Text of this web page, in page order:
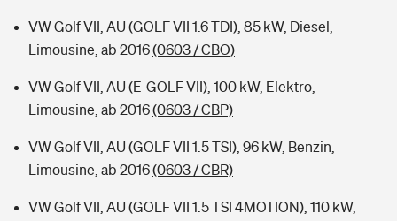
VW Golf VII, AU (GOLF VII 1.6 TDI), 85 kW, Diesel,
Limousine, ab 2016(0603 / CBO)
VW Golf VII, AU (E-GOLF VII), 100 kW, Elektro,
Limousine, ab 2016(0603 / CBP)
VW Golf VII, AU (GOLF VII 1.5 TSI), 96 kW, Benzin,
Limousine, ab 2016(0603 / CBR)
VW Golf VII, AU (GOLF VII 1.5 TSI 4MOTION), 110 kW,